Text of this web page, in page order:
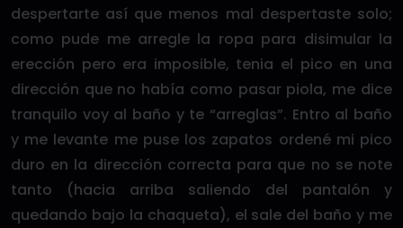
despertarte así que menos mal despertaste solo;
como pude me arregle la ropa para disimular la
erección pero era imposible, tenia el pico en una
dirección que no había como pasar piola, me dice
tranquilo voy al baño y te “arreglas”. Entro al baño
y me levante me puse los zapatos ordené mi pico
duro en la dirección correcta para que no se note
tanto (hacia arriba saliendo del pantalón y
quedando bajo la chaqueta), el sale del baño y me